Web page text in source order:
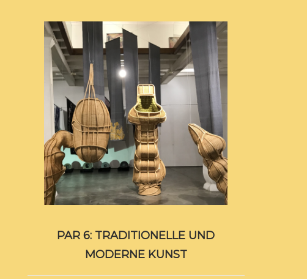
PAR 6: TRADITIONELLE UND
MODERNE KUNST